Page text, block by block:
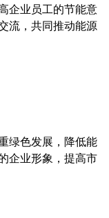
企业员工的节能意
流，共同推动能源
绿色发展，降低能
企业形象，提高市